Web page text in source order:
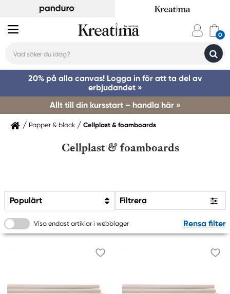
20% på alla canvas! Logga in för att ta del av
erbjudandet »
Allt till din kursstart – handla här »
Papper & block Cellplast & foamboards
Cellplast & foamboards
Populärt Filtrera
Visa endast artiklar i webblager Rensa filter